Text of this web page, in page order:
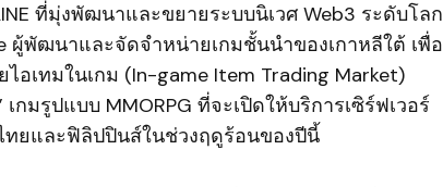
ที่มุ่งพัฒนาและขยายระบบนิเวศ Web3 ระดับโลก
ผู้พัฒนาและจัดจำหน่ายเกมชั้นนำของเกาหลีใต้ เพื่อ
อเทมในเกม (In-game Item Trading Market)
เกมรูปแบบ MMORPG ที่จะเปิดให้บริการเซิร์ฟเวอร์
ทยและฟิลิปปินส์ในช่วงฤดูร้อนของปีนี้